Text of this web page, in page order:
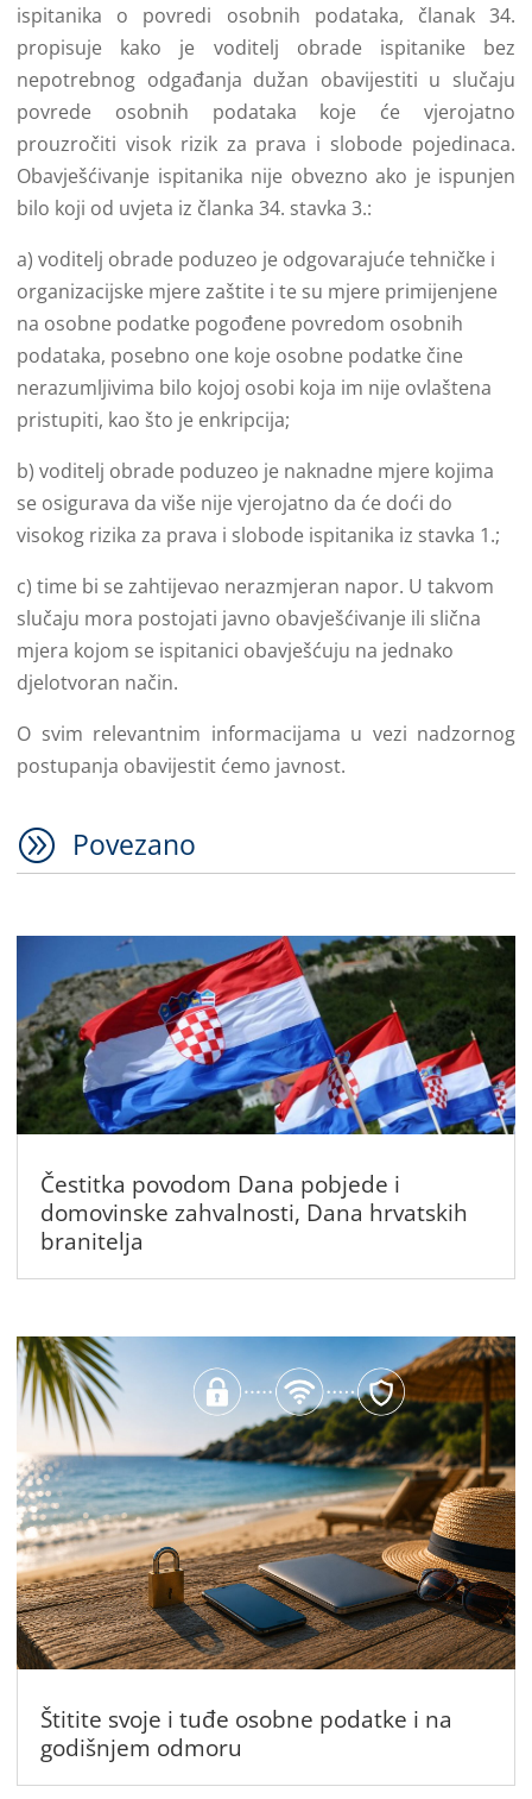
ispitanika o povredi osobnih podataka, članak 34.
propisuje kako je voditelj obrade ispitanike bez
nepotrebnog odgađanja dužan obavijestiti u slučaju
povrede osobnih podataka koje će vjerojatno
prouzročiti visok rizik za prava i slobode pojedinaca.
Obavješćivanje ispitanika nije obvezno ako je ispunjen
bilo koji od uvjeta iz članka 34. stavka 3.:
a) voditelj obrade poduzeo je odgovarajuće tehničke i
organizacijske mjere zaštite i te su mjere primijenjene
na osobne podatke pogođene povredom osobnih
podataka, posebno one koje osobne podatke čine
nerazumljivima bilo kojoj osobi koja im nije ovlaštena
pristupiti, kao što je enkripcija;
b) voditelj obrade poduzeo je naknadne mjere kojima
se osigurava da više nije vjerojatno da će doći do
visokog rizika za prava i slobode ispitanika iz stavka 1.;
c) time bi se zahtijevao nerazmjeran napor. U takvom
slučaju mora postojati javno obavješćivanje ili slična
mjera kojom se ispitanici obavješćuju na jednako
djelotvoran način.
O svim relevantnim informacijama u vezi nadzornog
postupanja obavijestit ćemo javnost.
A Povezano
Čestitka povodom Dana pobjede i
domovinske zahvalnosti, Dana hrvatskih
branitelja
Štitite svoje i tuđe osobne podatke i na
godišnjem odmoru